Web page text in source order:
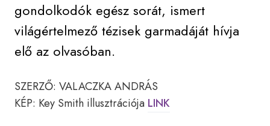
gondolkodók egész sorát, ismert
világértelmező tézisek garmadáját hívja
elő az olvasóban.
SZERZŐ: VALACZKA ANDRÁS
KÉP: Key Smith illusztrációja LINK